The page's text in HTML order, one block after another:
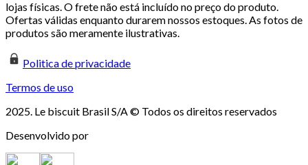
lojas físicas. O frete não está incluído no preço do produto.
Ofertas válidas enquanto durarem nossos estoques. As fotos de
produtos são meramente ilustrativas.
Politica de privacidade
Termos de uso
2025. Le biscuit Brasil S/A © Todos os direitos reservados
Desenvolvido por